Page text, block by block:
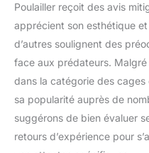
Poulailler reçoit des avis
apprécient son esthétique
d’autres soulignent des
face aux prédateurs.
dans la catégorie des
sa popularité auprès de
suggérons de bien évaluer
retours d’expérience pour